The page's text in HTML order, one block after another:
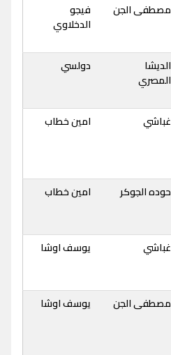
مصطفى الجن
فيجو
الدخلاوي
الديشا
المصري
دولسي
غباشي امين خطاب
حوده الجوكر امين خطاب
غباشي يوسف اوشا
مصطفى الجن يوسف اوشا